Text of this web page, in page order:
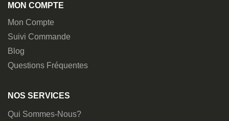
MON COMPTE
Mon Compte
Suivi Commande
Blog
Questions Fréquentes
NOS SERVICES
Qui Sommes-Nous?